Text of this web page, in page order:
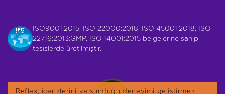
ISO9001:2015, ISO 22000:2018, ISO 45001:2018, ISO
22716:2013:GMP, ISO 14001:2015 belgelerine sahip
tesislerde üretilmiştir.
Reflex, içeriklerini ve sunduğu deneyimi geliştirmek